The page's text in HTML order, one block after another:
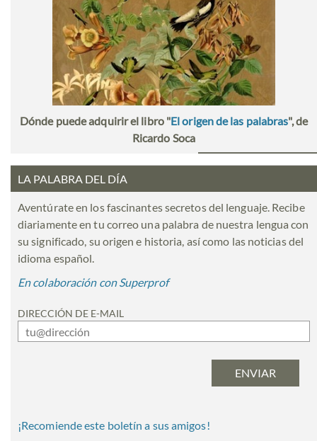
Dónde puede adquirir el libro "El origen de las palabras", de
Ricardo Soca
LA PALABRA DEL DÍA
Aventúrate en los fascinantes secretos del lenguaje. Recibe
diariamente en tu correo una palabra de nuestra lengua con
su significado, su origen e historia, así como las noticias del
idioma español.
En colaboración con Superprof
DIRECCIÓN DE E-MAIL
¡Recomiende este boletín a sus amigos!